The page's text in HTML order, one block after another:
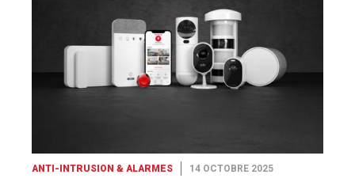
ANTI-INTRUSION & ALARMES 14 OCTOBRE 2025